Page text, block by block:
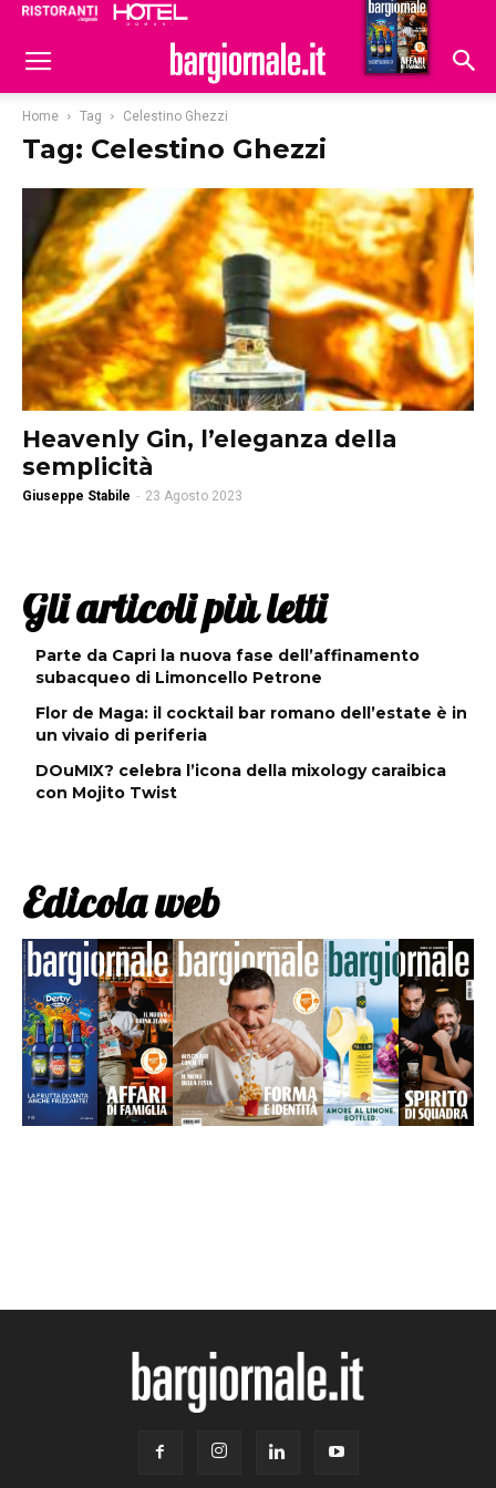
Hoteldomani
Home Tag Celestino Ghezzi
Tag: Celestino Ghezzi
Heavenly Gin, l’eleganza della
semplicità
Giuseppe Stabile - 23 Agosto 2023
Gli articoli più letti
Parte da Capri la nuova fase dell’affinamento
subacqueo di Limoncello Petrone
Flor de Maga: il cocktail bar romano dell’estate è in
un vivaio di periferia
DOuMIX? celebra l’icona della mixology caraibica
con Mojito Twist
Edicola web